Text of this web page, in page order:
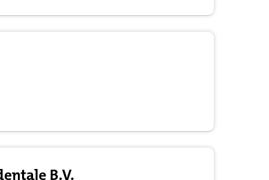
B.V.